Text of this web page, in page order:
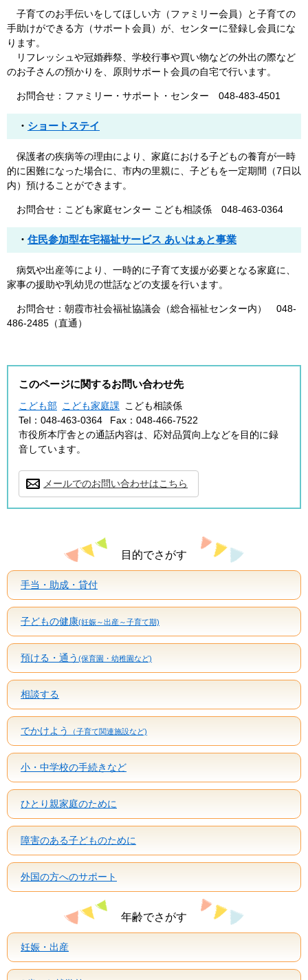
子育てのお手伝いをしてほしい方（ファミリー会員）と子育ての
手助けができる方（サポート会員）が、センターに登録し会員にな
ります。
リフレッシュや冠婚葬祭、学校行事や買い物などの外出の際など
のお子さんの預かりを、原則サポート会員の自宅で行います。
お問合せ：ファミリー・サポート・センター 048-483-4501
・ ショートステイ
保護者の疾病等の理由により、家庭における子どもの養育が一時
的に困難になった場合に、市内の里親に、子どもを一定期間（7日以
内）預けることができます。
お問合せ：こども家庭センター こども相談係 048-463-0364
・ 住民参加型在宅福祉サービス あいはぁと事業
病気や出産等により、一時的に子育て支援が必要となる家庭に、
家事の援助や乳幼児の世話などの支援を行います。
お問合せ：朝霞市社会福祉協議会（総合福祉センター内） 048-
486-2485（直通）
このページに関するお問い合わせ先
こども部 こども家庭課
こども相談係
Tel：048-463-0364
Fax：048-466-7522
市役所本庁舎との通話内容は、応対品質向上などを目的に録
音しています。
メールでのお問い合わせはこちら
目的でさがす
手当・助成・貸付
子どもの健康(妊娠～出産～子育て期)
預ける・通う (保育園・幼稚園など)
相談する
でかけよう （子育て関連施設など)
小・中学校の手続きなど
ひとり親家庭のために
障害のある子どものために
外国の方へのサポート
年齢でさがす
妊娠・出産